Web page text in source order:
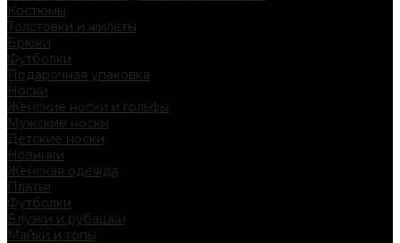
Костюмы
Толстовки и жилеты
Брюки
Футболки
Подарочная упаковка
Носки
Женские носки и гольфы
Мужские носки
Детские носки
Новинки
Женская одежда
Платья
Футболки
Блузки и рубашки
Майки и топы